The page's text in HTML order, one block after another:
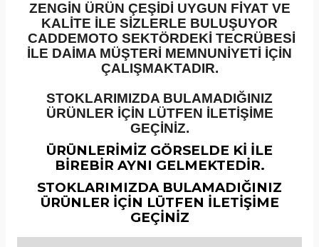
ZENGİN ÜRÜN ÇEŞİDİ UYGUN FİYAT VE
KALİTE İLE SİZLERLE BULUŞUYOR
CADDEMOTO SEKTÖRDEKİ TECRÜBESİ
İLE DAİMA MÜŞTERİ MEMNUNİYETİ İÇİN
ÇALIŞMAKTADIR.
STOKLARIMIZDA BULAMADIĞINIZ
ÜRÜNLER İÇİN LÜTFEN İLETİŞİME
GEÇİNİZ.
ÜRÜNLERİMİZ GÖRSELDE Kİ İLE
BİREBİR AYNI GELMEKTEDİR.
STOKLARIMIZDA BULAMADIĞINIZ
ÜRÜNLER İÇİN LÜTFEN İLETİŞİME
GEÇİNİZ